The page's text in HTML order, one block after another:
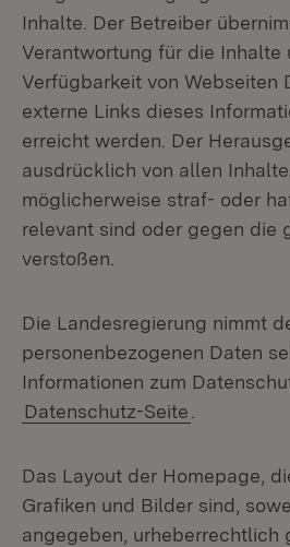
Inhalte. Der Betreiber
Verantwortung für die Inhalte
Verfügbarkeit von Webseiten
externe Links dieses
erreicht werden. Der
ausdrücklich von allen
möglicherweise straf- oder
relevant sind oder gegen die
verstoßen.
Die Landesregierung nimmt
personenbezogenen Daten
Informationen zum
Datenschutz-Seite
Das Layout der Homepage,
Grafiken und Bilder sind,
angegeben, urheberrechtlich